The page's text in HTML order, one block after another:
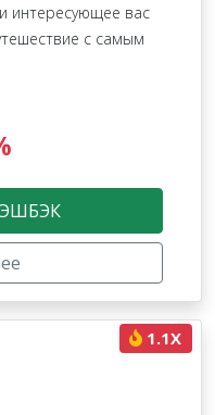
интересующее вас
с самым
1.1X